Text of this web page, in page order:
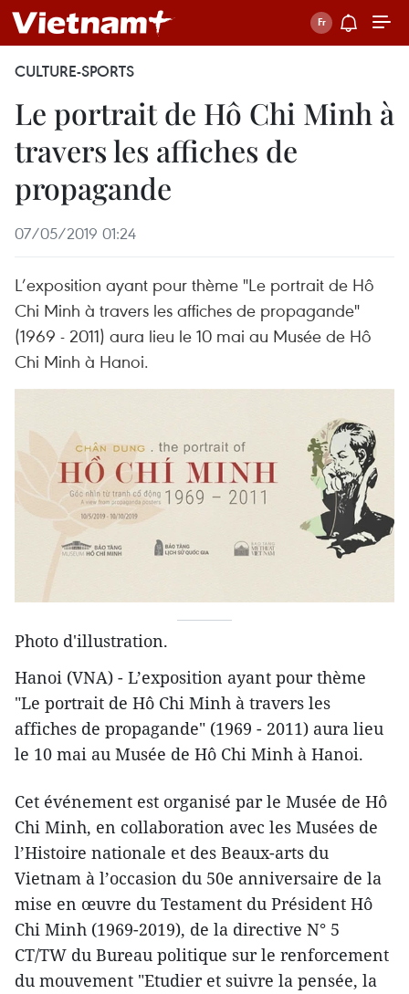
CULTURE-SPORTS
Le portrait de Hô Chi Minh à
travers les affiches de
propagande
07/05/2019 01:24
L’exposition ayant pour thème "Le portrait de Hô
Chi Minh à travers les affiches de propagande"
(1969 - 2011) aura lieu le 10 mai au Musée de Hô
Chi Minh à Hanoi.
Photo d'illustration.
Hanoi (VNA) - L’exposition ayant pour thème
"Le portrait de Hô Chi Minh à travers les
affiches de propagande" (1969 - 2011) aura lieu
le 10 mai au Musée de Hô Chi Minh à Hanoi.
Cet événement est organisé par le Musée de Hô
Chi Minh, en collaboration avec les Musées de
l’Histoire nationale et des Beaux-arts du
Vietnam à l’occasion du 50e anniversaire de la
mise en œuvre du Testament du Président Hô
Chi Minh (1969-2019), de la directive N° 5
CT/TW du Bureau politique sur le renforcement
du mouvement "Etudier et suivre la pensée, la